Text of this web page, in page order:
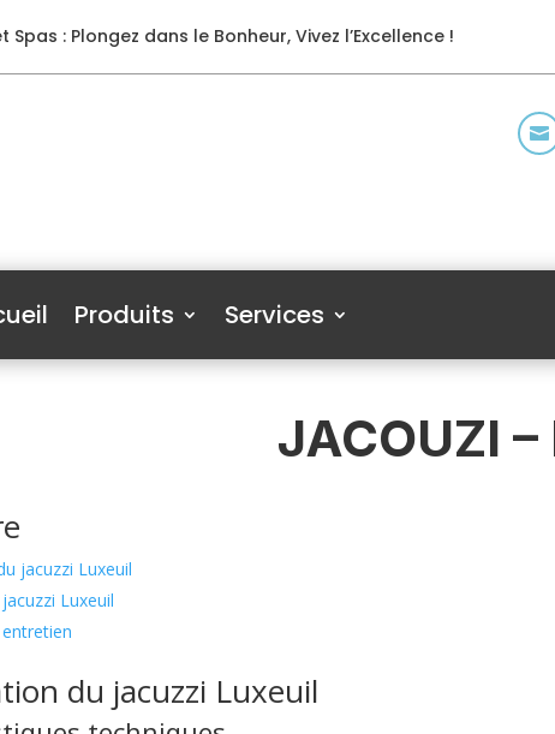
Spas : Plongez dans le Bonheur, Vivez l’Excellence !

Produits Services
JACOUZI –
jacuzzi Luxeuil
Luxeuil
du jacuzzi Luxeuil